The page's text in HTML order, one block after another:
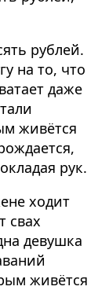
рублей.
на то, что
даже
живётся
рук.
ходит
свах
девушка
живётся